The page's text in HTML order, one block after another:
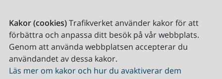
Kakor (cookies)Trafikverket använder kakor för att
förbättra och anpassa ditt besök på vår webbplats.
Genom att använda webbplatsen accepterar du
användandet av dessa kakor.
Läs mer om kakor och hur du avaktiverar dem